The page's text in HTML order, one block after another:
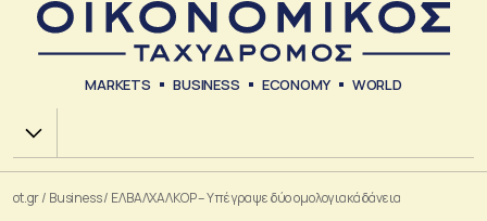
MARKETS BUSINESS ECONOMY WORLD
Χ.Α.
ot.gr/ Business/ ΕΛΒΑΛΧΑΛΚΟΡ – Υπέγραψε δύο ομολογιακά δάνεια